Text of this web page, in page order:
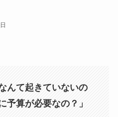
んて起きていないの
予算が必要なの？」